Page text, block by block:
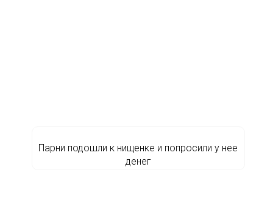
Парни подошли к нищенке и попросили у нее
денег